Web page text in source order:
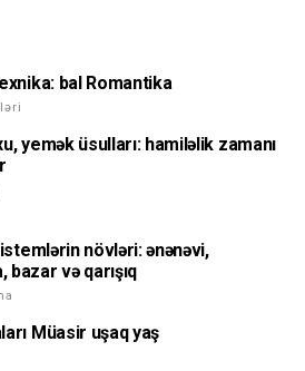
bal Romantika
yemək üsulları: hamiləlik zamanı
növləri: ənənəvi,
bazar və qarışıq
Müasir uşaq yaş